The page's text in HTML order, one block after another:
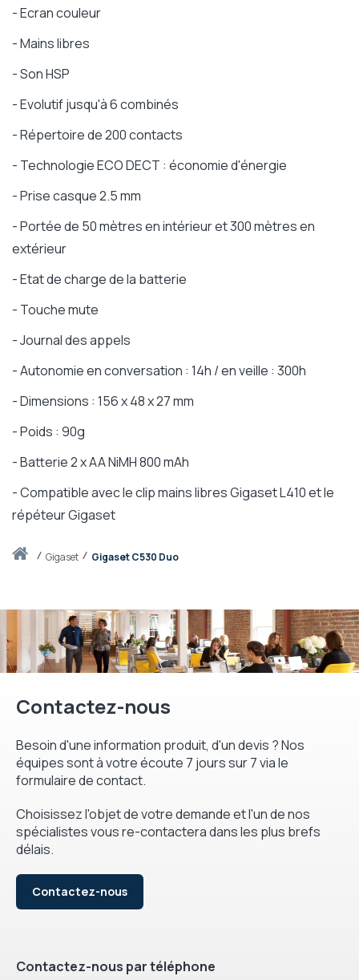
Accueilgigaset Gigaset C530 Duo
- Ecran couleur
- Mains libres
- Son HSP
- Evolutif jusqu'à 6 combinés
- Répertoire de 200 contacts
- Technologie ECO DECT : économie d'énergie
- Prise casque 2.5 mm
- Portée de 50 mètres en intérieur et 300 mètres en
extérieur
- Etat de charge de la batterie
- Touche mute
- Journal des appels
- Autonomie en conversation : 14h / en veille : 300h
- Dimensions : 156 x 48 x 27 mm
- Poids : 90g
- Batterie 2 x AA NiMH 800 mAh
- Compatible avec le clip mains libres Gigaset L410 et le
répéteur Gigaset
Contactez-nous
Besoin d'une information produit, d'un devis ? Nos
équipes sont à votre écoute 7 jours sur 7 via le
formulaire de contact.
Choisissez l'objet de votre demande et l'un de nos
spécialistes vous re-contactera dans les plus brefs
délais.
Contactez-nous
Contactez-nous par téléphone